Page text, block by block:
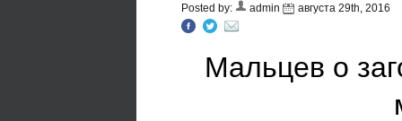
Posted by: admin августа 29th, 2016
Мальцев о